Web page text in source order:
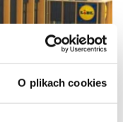
O plikach cookies